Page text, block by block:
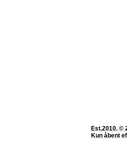
Est.2010. ©
Kun åbent